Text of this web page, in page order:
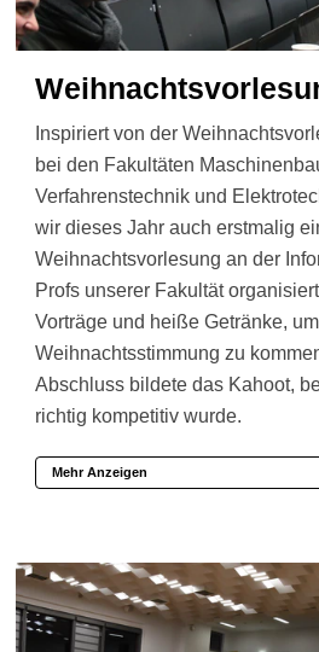
Inspiriert von der
bei den Fakultäten
Verfahrenstechnik und
wir dieses Jahr auch erstmalig
Weihnachtsvorlesung an der
Profs unserer Fakultät
Vorträge und heiße Getränke,
Weihnachtsstimmung zu
Abschluss bildete das Kahoot,
richtig kompetitiv wurde.
Mehr Anzeigen